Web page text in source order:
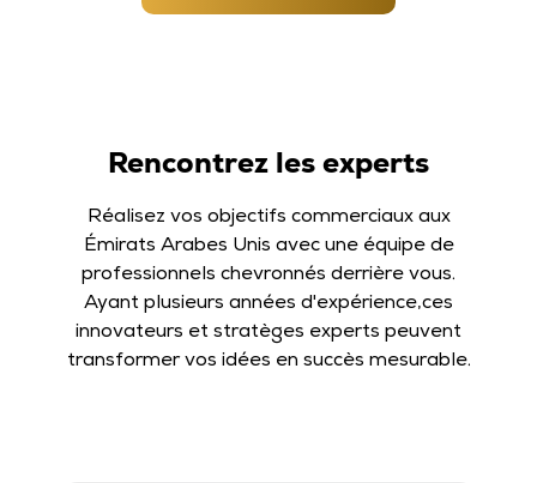
Rencontrez les experts
Réalisez vos objectifs commerciaux aux
Émirats Arabes Unis avec une équipe de
professionnels chevronnés derrière vous.
Ayant plusieurs années d'expérience,ces
innovateurs et stratèges experts peuvent
transformer vos idées en succès mesurable.